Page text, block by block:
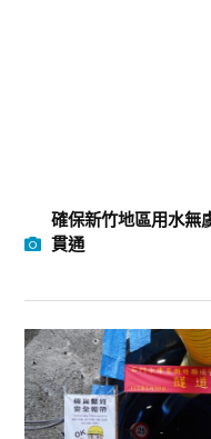
確保新竹地區用水無
貫通